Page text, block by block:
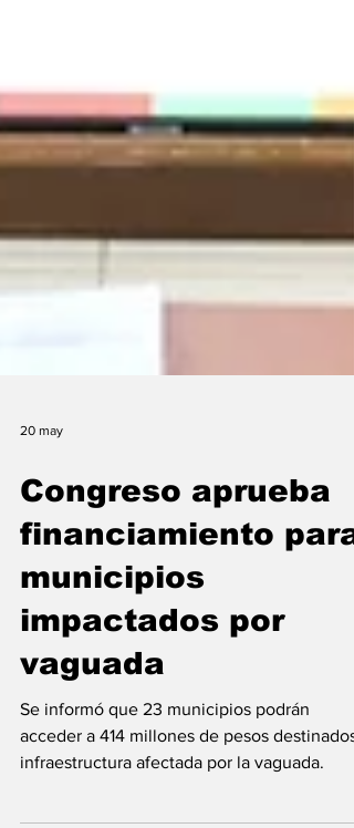
Congreso aprueba
financiamiento para
municipios
impactados por
vaguada
Se informó que 23 municipios podrán
acceder a 414 millones de pesos destinados